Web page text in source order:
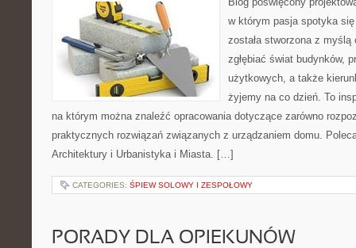
w którym pasja spotyka
została stworzona z
zgłębiać świat budynków,
użytkowych, a także
żyjemy na co dzień. To
na którym można znaleźć opracowania dotyczące zarówno
praktycznych rozwiązań związanych z urządzaniem domu.
Architektury i Urbanistyka i Miasta. […]
CATEGORIES: ŚPIEW SOLOWY I ZESPOŁOWY
PORADY DLA OPIEKUNÓW